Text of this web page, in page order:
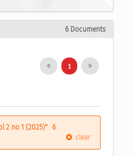
6 Documents
1
2 no 1 (2025)" : 6
clear